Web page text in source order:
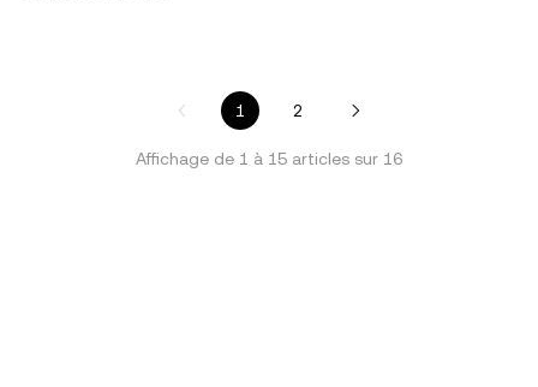
1 2
Affichage de 1 à 15 articles sur 16